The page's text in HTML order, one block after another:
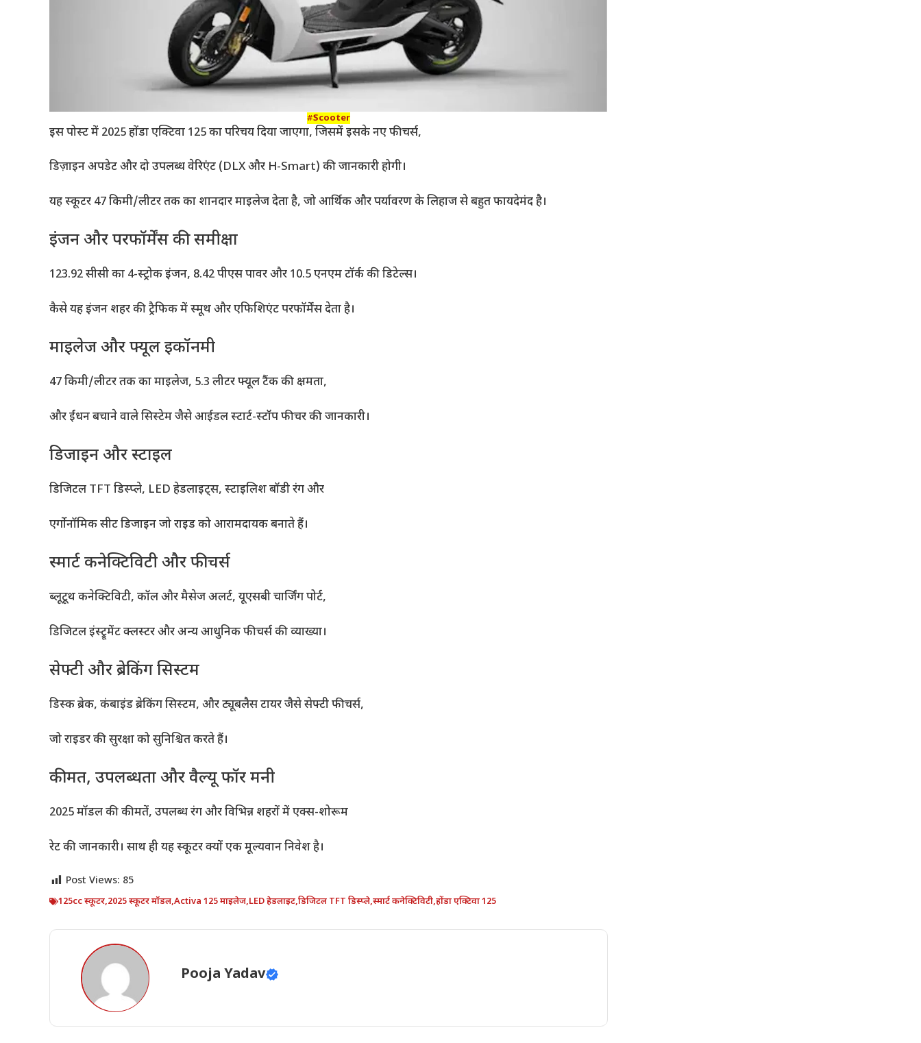
#Scooter
इस पोस्ट में 2025 होंडा एक्टिवा 125 का परिचय दिया जाएगा, जिसमें इसके नए फीचर्स,
डिज़ाइन अपडेट और दो उपलब्ध वेरिएंट (DLX और H-Smart) की जानकारी होगी।
यह स्कूटर 47 किमी/लीटर तक का शानदार माइलेज देता है, जो आर्थिक और पर्यावरण के लिहाज से बहुत फायदेमंद है।
इंजन और परफॉर्मेंस की समीक्षा
123.92 सीसी का 4-स्ट्रोक इंजन, 8.42 पीएस पावर और 10.5 एनएम टॉर्क की डिटेल्स।
कैसे यह इंजन शहर की ट्रैफिक में स्मूथ और एफिशिएंट परफॉर्मेंस देता है।
माइलेज और फ्यूल इकॉनमी
47 किमी/लीटर तक का माइलेज, 5.3 लीटर फ्यूल टैंक की क्षमता,
और ईंधन बचाने वाले सिस्टेम जैसे आईडल स्टार्ट-स्टॉप फीचर की जानकारी।
डिजाइन और स्टाइल
डिजिटल TFT डिस्प्ले, LED हेडलाइट्स, स्टाइलिश बॉडी रंग और
एर्गोनॉमिक सीट डिजाइन जो राइड को आरामदायक बनाते हैं।
स्मार्ट कनेक्टिविटी और फीचर्स
ब्लूटूथ कनेक्टिविटी, कॉल और मैसेज अलर्ट, यूएसबी चार्जिंग पोर्ट,
डिजिटल इंस्ट्रूमेंट क्लस्टर और अन्य आधुनिक फीचर्स की व्याख्या।
सेफ्टी और ब्रेकिंग सिस्टम
डिस्क ब्रेक, कंबाइंड ब्रेकिंग सिस्टम, और ट्यूबलैस टायर जैसे सेफ्टी फीचर्स,
जो राइडर की सुरक्षा को सुनिश्चित करते हैं।
कीमत, उपलब्धता और वैल्यू फॉर मनी
2025 मॉडल की कीमतें, उपलब्ध रंग और विभिन्न शहरों में एक्स-शोरूम
रेट की जानकारी। साथ ही यह स्कूटर क्यों एक मूल्यवान निवेश है।
Post Views: 85
125cc स्कूटर,2025 स्कूटर मॉडल,Activa 125 माइलेज,LED हेडलाइट,डिजिटल TFT डिस्प्ले,स्मार्ट कनेक्टिविटी,होंडा एक्टिवा 125
Pooja Yadav